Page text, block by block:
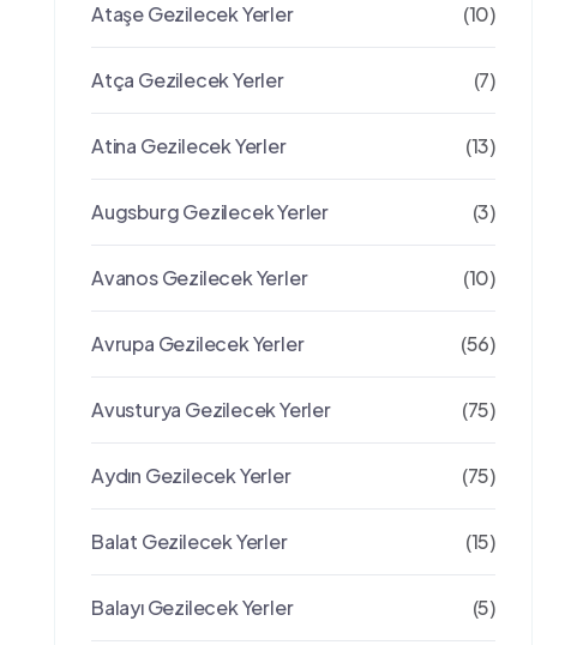
Ataşe Gezilecek Yerler (10)
Atça Gezilecek Yerler (7)
Atina Gezilecek Yerler (13)
Augsburg Gezilecek Yerler (3)
Avanos Gezilecek Yerler (10)
Avrupa Gezilecek Yerler (56)
Avusturya Gezilecek Yerler (75)
Aydın Gezilecek Yerler (75)
Balat Gezilecek Yerler (15)
Balayı Gezilecek Yerler (5)